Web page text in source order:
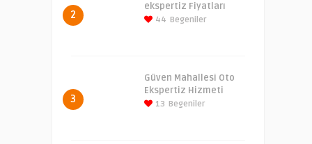
2
ekspertiz Fiyatları
44 Begeniler
3
Güven Mahallesi Oto
Ekspertiz Hizmeti
13 Begeniler